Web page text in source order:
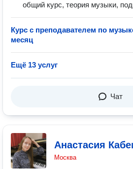
общий курс, теория музыки,
Курс с преподавателем по
месяц
Ещё 13 услуг
Чат
Анастасия
Москва